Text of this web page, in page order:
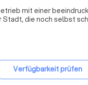
mit einer
die noch selbst
Verfügbarkeit prüfen